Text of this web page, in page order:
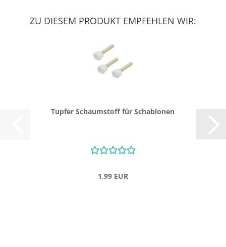
ZU DIESEM PRODUKT EMPFEHLEN WIR:
Tup­fer Schaum­stoff für Scha­blo­nen
1,99 EUR